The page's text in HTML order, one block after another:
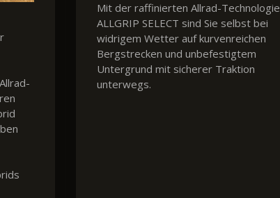
Mit der raffinierten Allrad-Technologie
ALLGRIP SELECT sind Sie selbst bei
widrigem Wetter auf kurvenreichen
Bergstrecken und unbefestigtem
Untergrund mit sicherer Traktion
unterwegs.